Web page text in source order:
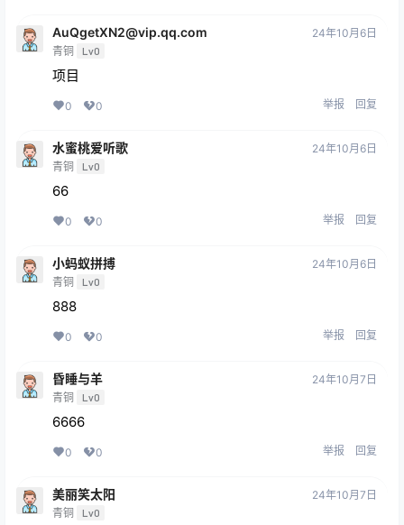
AuQgetXN2@vip.qq.com
青铜 Lv0
24年10月6日
项目
0 0 举报 回复
水蜜桃爱听歌
青铜 Lv0
24年10月6日
66
0 0 举报 回复
小蚂蚁拼搏
青铜 Lv0
24年10月6日
888
0 0 举报 回复
昏睡与羊
青铜 Lv0
24年10月7日
6666
0 0 举报 回复
美丽笑太阳
青铜 Lv0
24年10月7日